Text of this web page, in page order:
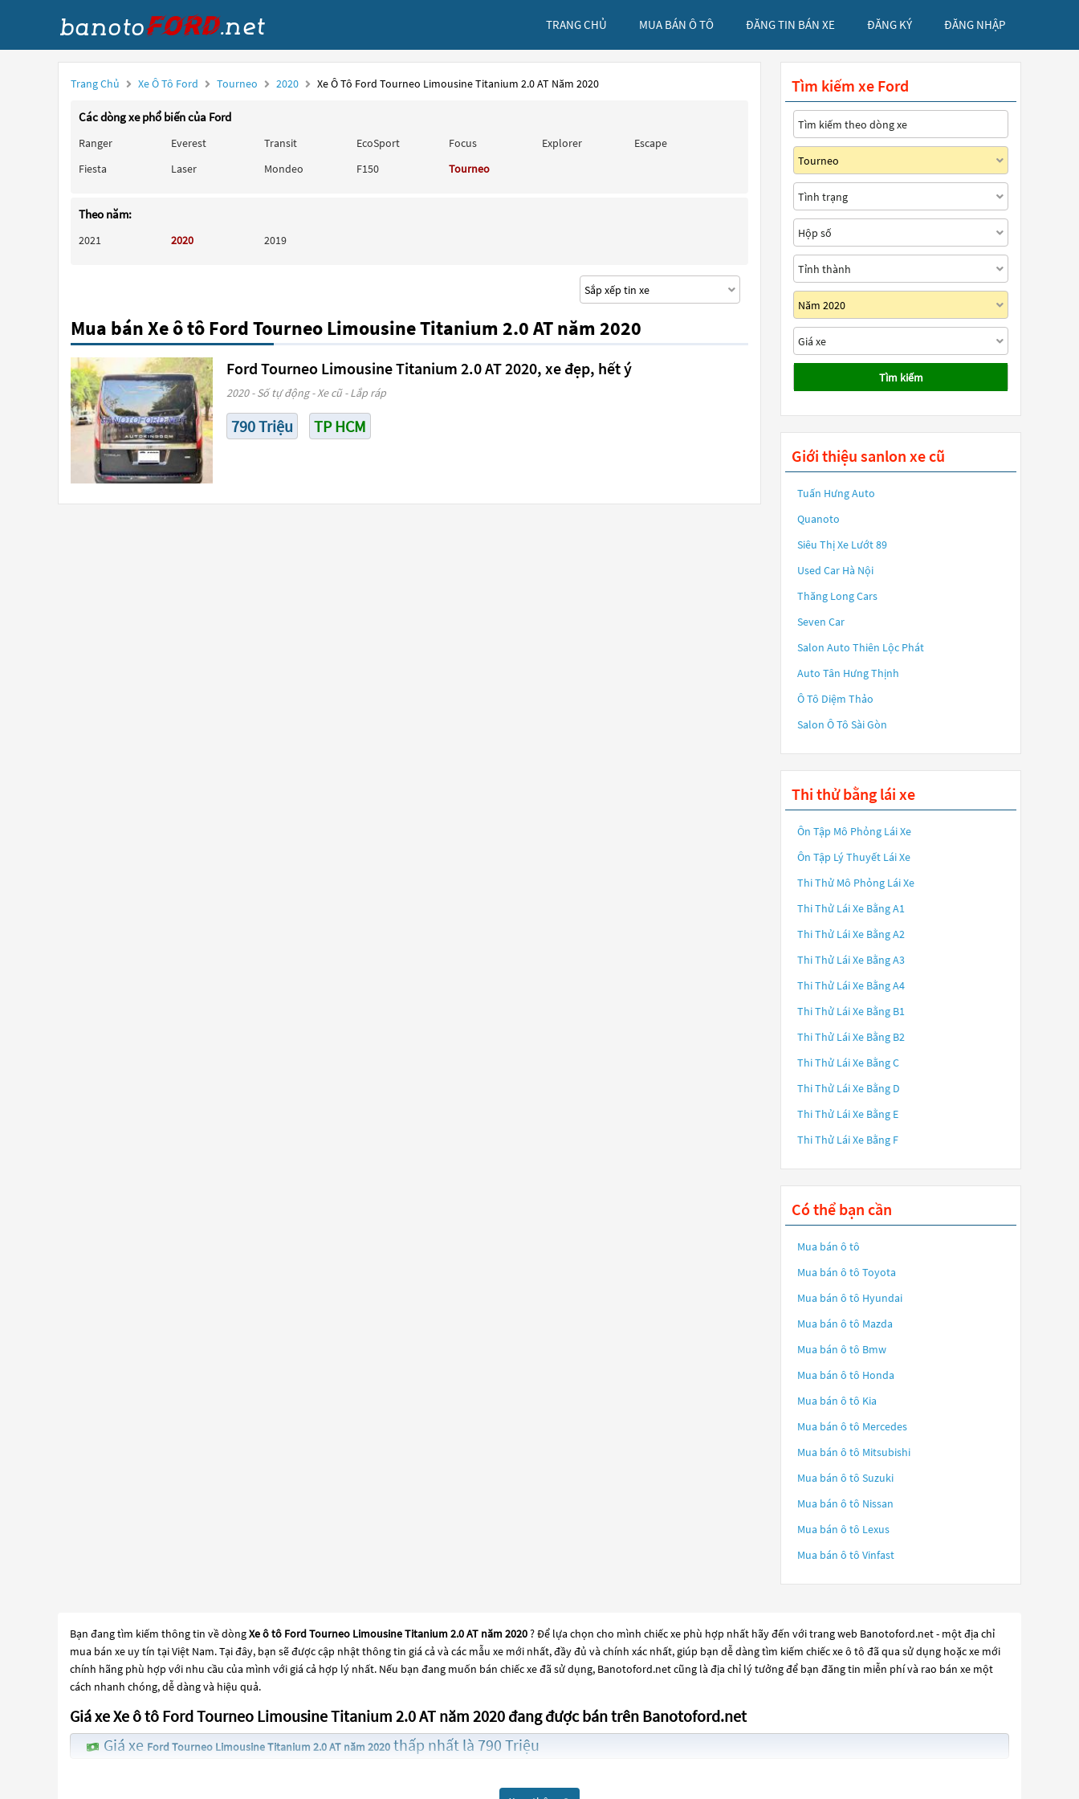
TRANG CHỦ MUA BÁN Ô TÔ ĐĂNG TIN BÁN XE ĐĂNG KÝ ĐĂNG NHẬP
Trang Chủ Xe Ô Tô Ford Tourneo 2020 Xe Ô Tô Ford Tourneo Limousine Titanium 2.0 AT Năm 2020
Các dòng xe phổ biến của Ford
Ranger Everest Transit EcoSport Focus Explorer
Escape
Fiesta
Laser Mondeo F150 Tourneo
Theo năm:
2021 2020 2019
Mua bán Xe ô tô Ford Tourneo Limousine Titanium 2.0 AT năm 2020
Ford Tourneo Limousine Titanium 2.0 AT 2020, xe đẹp, hết ý
2020 - Số tự động - Xe cũ - Lắp ráp
790 Triệu TP HCM
Tìm kiếm xe Ford
Tìm kiếm
Giới thiệu sanlon xe cũ
Tuấn Hưng Auto
Quanoto
Siêu Thị Xe Lướt 89
Used Car Hà Nội
Thăng Long Cars
Seven Car
Salon Auto Thiên Lộc Phát
Auto Tân Hưng Thịnh
Ô Tô Diệm Thảo
Salon Ô Tô Sài Gòn
Thi thử bằng lái xe
Ôn Tập Mô Phỏng Lái Xe
Ôn Tập Lý Thuyết Lái Xe
Thi Thử Mô Phỏng Lái Xe
Thi Thử Lái Xe Bằng A1
Thi Thử Lái Xe Bằng A2
Thi Thử Lái Xe Bằng A3
Thi Thử Lái Xe Bằng A4
Thi Thử Lái Xe Bằng B1
Thi Thử Lái Xe Bằng B2
Thi Thử Lái Xe Bằng C
Thi Thử Lái Xe Bằng D
Thi Thử Lái Xe Bằng E
Thi Thử Lái Xe Bằng F
Có thể bạn cần
Mua bán ô tô
Mua bán ô tô Toyota
Mua bán ô tô Hyundai
Mua bán ô tô Mazda
Mua bán ô tô Bmw
Mua bán ô tô Honda
Mua bán ô tô Kia
Mua bán ô tô Mercedes
Mua bán ô tô Mitsubishi
Mua bán ô tô Suzuki
Mua bán ô tô Nissan
Mua bán ô tô Lexus
Mua bán ô tô Vinfast
Bạn đang tìm kiếm thông tin về dòngXe ô tô Ford Tourneo Limousine Titanium 2.0 AT năm 2020? Để lựa chọn cho mình chiếc xe phù hợp nhất hãy đến với trang web Banotoford.net - một địa chỉ
mua bán xe uy tín tại Việt Nam. Tại đây, bạn sẽ được cập nhật thông tin giá cả và các mẫu xe mới nhất, đầy đủ và chính xác nhất, giúp bạn dễ dàng tìm kiếm chiếc xe ô tô đã qua sử dụng hoặc xe mới
chính hãng phù hợp với nhu cầu của mình với giá cả hợp lý nhất. Nếu bạn đang muốn bán chiếc xe đã sử dụng, Banotoford.net cũng là địa chỉ lý tưởng để bạn đăng tin miễn phí và rao bán xe một
cách nhanh chóng, dễ dàng và hiệu quả.
Giá xe Xe ô tô Ford Tourneo Limousine Titanium 2.0 AT năm 2020 đang được bán trên Banotoford.net
Giá xe Ford Tourneo Limousine Titanium 2.0 AT năm 2020 thấp nhất là 790 Triệu